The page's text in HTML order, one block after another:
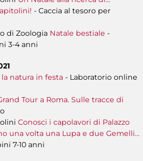
- Caccia al tesoro per
di Zoologia Natale bestiale -
3-4 anni
la natura in festa - Laboratorio online
Tour a Roma. Sulle tracce di
Conosci i capolavori di Palazzo
una volta una Lupa e due Gemelli…
7-10 anni